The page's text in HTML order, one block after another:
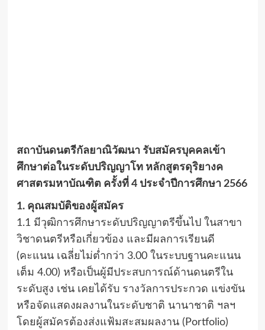
สถาบันดนตรีกัลยาณิวัฒนา รับสมัครบุคคลเข้า
ศึกษาต่อในระดับปริญญาโท หลักสูตรดุริยางค
ศาสตรมหาบัณฑิต ครั้งที่ 4 ประจําปีการศึกษา 2566
1. คุณสมบัติของผู้สมัคร
1.1 มีวุฒิการศึกษาระดับปริญญาตรีขึ้นไป ในสาขา
วิชาดนตรีหรือเกี่ยวข้อง และมีผลการเรียนดี
(คะแนน เฉลี่ยไม่ต่ำกว่า 3.00 ในระบบฐานคะแนน
เต็ม 4.00) หรือเป็นผู้มีประสบการณ์ด้านดนตรีใน
ระดับสูง เช่น เคยได้รับ รางวัลการประกวด แข่งขัน
หรือจัดแสดงผลงานในระดับชาติ นานาชาติ ฯลฯ
โดยผู้สมัครต้องส่งแฟ้มสะสมผลงาน (Portfolio)